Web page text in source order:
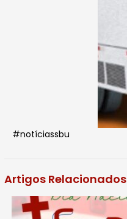
#notíciassbu
Artigos Relacionados